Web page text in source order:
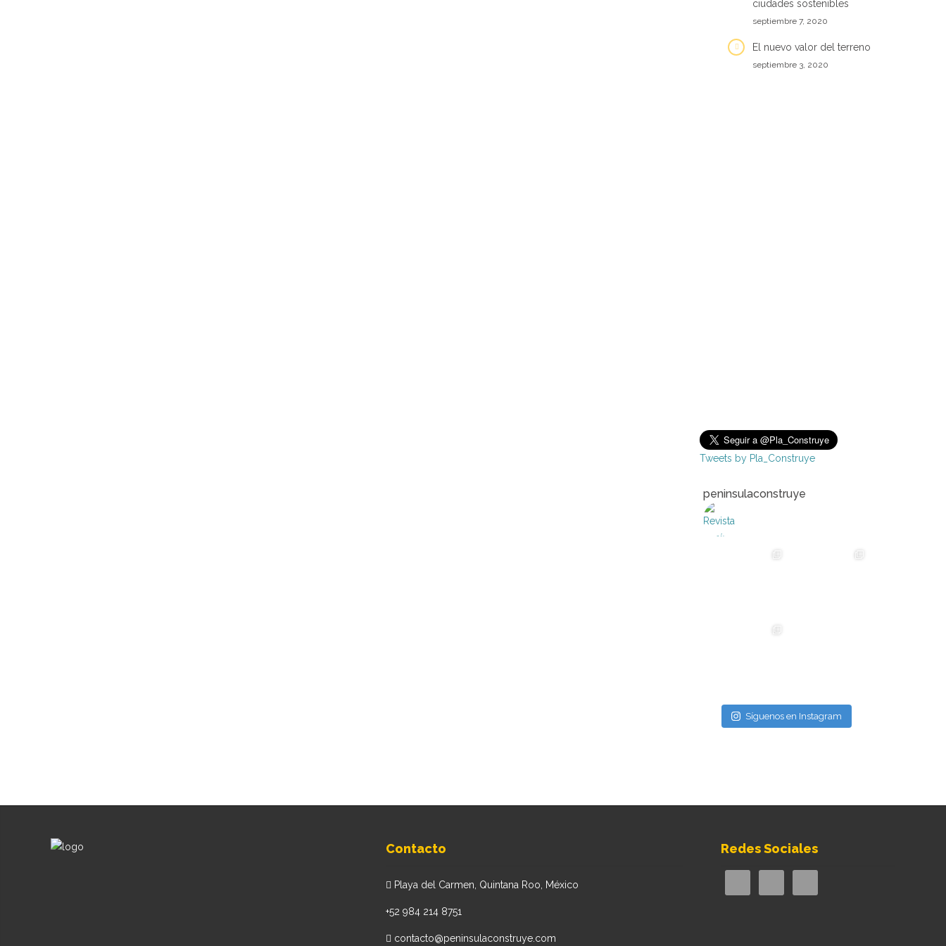
ciudades sostenibles
septiembre 7, 2020
El nuevo valor del terreno
septiembre 3, 2020
Tweets by Pla_Construye
peninsulaconstruye
Síguenos en Instagram
Contacto
Playa del Carmen, Quintana Roo, México
+52 984 214 8751
contacto@peninsulaconstruye.com
Redes Sociales